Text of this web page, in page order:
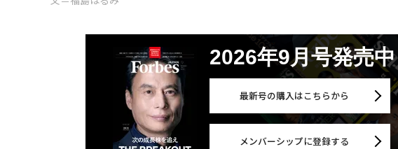
2026年9月号発売中
最新号の購入はこちらから
メンバーシップに登録する